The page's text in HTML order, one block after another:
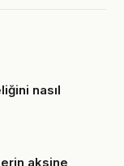
nasıl
aksine